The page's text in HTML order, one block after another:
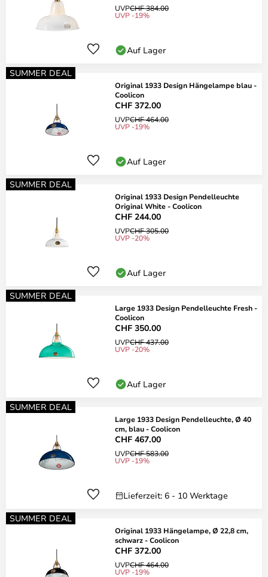
UVPCHF 384.00
UVP -19%
Auf Lager
SUMMER DEAL
Original 1933 Design Hängelampe blau -
Coolicon
CHF 372.00
UVPCHF 464.00
UVP -19%
Auf Lager
SUMMER DEAL
Original 1933 Design Pendelleuchte
Original White - Coolicon
CHF 244.00
UVPCHF 305.00
UVP -20%
Auf Lager
SUMMER DEAL
Large 1933 Design Pendelleuchte Fresh -
Coolicon
CHF 350.00
UVPCHF 437.00
UVP -20%
Auf Lager
SUMMER DEAL
Large 1933 Design Pendelleuchte, Ø 40
cm, blau - Coolicon
CHF 467.00
UVPCHF 583.00
UVP -19%
Lieferzeit: 6 - 10 Werktage
SUMMER DEAL
Original 1933 Hängelampe, Ø 22,8 cm,
schwarz - Coolicon
CHF 372.00
UVPCHF 464.00
UVP -19%